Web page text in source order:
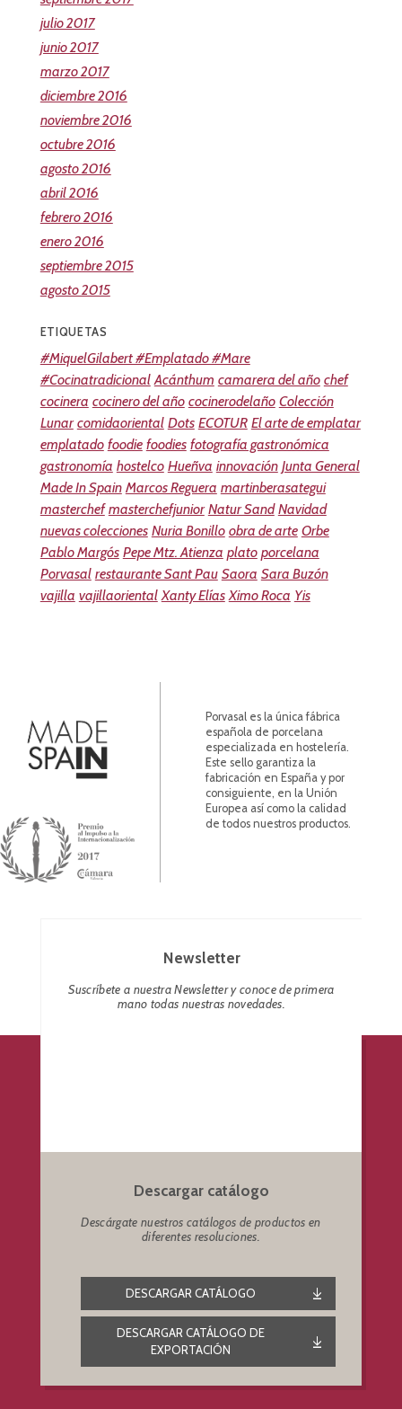
julio 2017
junio 2017
marzo 2017
diciembre 2016
noviembre 2016
octubre 2016
agosto 2016
abril 2016
febrero 2016
enero 2016
septiembre 2015
agosto 2015
ETIQUETAS
#MiquelGilabert #Emplatado #Mare
#Cocinatradicional Acánthum camarera del año chef
cocinera cocinero del año cocinerodelaño Colección
Lunar comidaoriental Dots ECOTUR El arte de emplatar
emplatado foodie foodies fotografía gastronómica
gastronomía hostelco Hueñva innovación Junta General
Made In Spain Marcos Reguera martinberasategui
masterchef masterchefjunior Natur Sand Navidad
nuevas colecciones Nuria Bonillo obra de arte Orbe
Pablo Margós Pepe Mtz. Atienza plato porcelana
Porvasal restaurante Sant Pau Saora Sara Buzón
vajilla vajillaoriental Xanty Elías Ximo Roca Yis
Porvasal es la única fábrica
española de porcelana
especializada en hostelería.
Este sello garantiza la
fabricación en España y por
consiguiente, en la Unión
Europea así como la calidad
de todos nuestros productos.
Newsletter
Suscríbete a nuestra Newsletter y conoce de primera
mano todas nuestras novedades.
Descargar catálogo
Descárgate nuestros catálogos de productos en
diferentes resoluciones.
DESCARGAR CATÁLOGO
DESCARGAR CATÁLOGO DE
EXPORTACIÓN